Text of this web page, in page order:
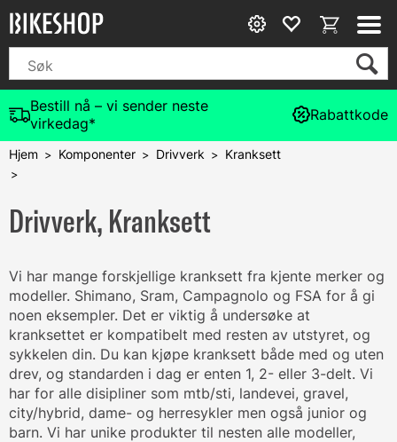
Bestill nå – vi sender neste
virkedag*
Rabattkode
Hjem > Komponenter> Drivverk> Kranksett
>
Drivverk, Kranksett
Vi har mange forskjellige kranksett fra kjente merker og
modeller. Shimano, Sram, Campagnolo og FSA for å gi
noen eksempler. Det er viktig å undersøke at
kranksettet er kompatibelt med resten av utstyret, og
sykkelen din. Du kan kjøpe kranksett både med og uten
drev, og standarden i dag er enten 1, 2- eller 3-delt. Vi
har for alle disipliner som mtb/sti, landevei, gravel,
city/hybrid, dame- og herresykler men også junior og
barn. Vi har unike produkter til nesten alle modeller,